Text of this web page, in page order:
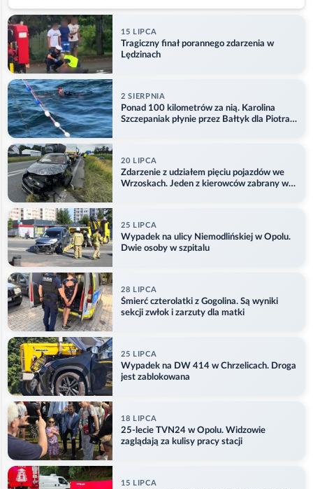
15 LIPCA
Tragiczny finał porannego zdarzenia w
Lędzinach
2 SIERPNIA
Ponad 100 kilometrów za nią. Karolina
Szczepaniak płynie przez Bałtyk dla Piotra.
20 LIPCA
Zdarzenie z udziałem pięciu pojazdów we
Wrzoskach. Jeden z kierowców zabrany w
25 LIPCA
Wypadek na ulicy Niemodlińskiej w Opolu.
Dwie osoby w szpitalu
28 LIPCA
Śmierć czterolatki z Gogolina. Są wyniki
sekcji zwłok i zarzuty dla matki
25 LIPCA
Wypadek na DW 414 w Chrzelicach. Droga
jest zablokowana
18 LIPCA
25-lecie TVN24 w Opolu. Widzowie
zaglądają za kulisy pracy stacji
15 LIPCA